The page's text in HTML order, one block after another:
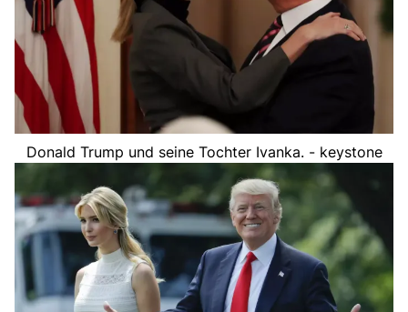
Donald Trump und seine Tochter Ivanka. - keystone